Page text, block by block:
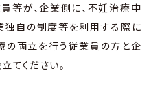
等が、企業側に、不妊治療中
独自の制度等を利用する際に
の両立を行う従業員の方と企
てください。